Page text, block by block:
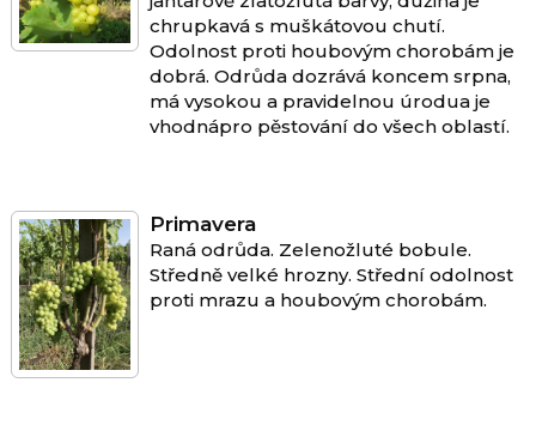
chrupkavá s muškátovou chutí.
Odolnost proti houbovým chorobám je
dobrá. Odrůda dozrává koncem srpna,
má vysokou a pravidelnou úrodua je
vhodnápro pěstování do všech oblastí.
Primavera
Raná odrůda. Zelenožluté bobule.
Středně velké hrozny. Střední odolnost
proti mrazu a houbovým chorobám.